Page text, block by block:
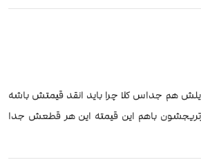
هم جداس کلا چرا باید انقد قیمتش باشه
باهم این قیمته این هر قطعش جدا